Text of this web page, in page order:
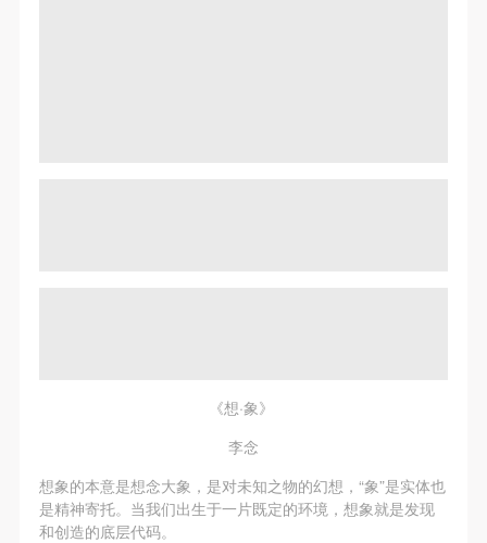
《想·象》
李念
想象的本意是想念大象，是对未知之物的幻想，“象”是实体也
是精神寄托。当我们出生于一片既定的环境，想象就是发现
和创造的底层代码。